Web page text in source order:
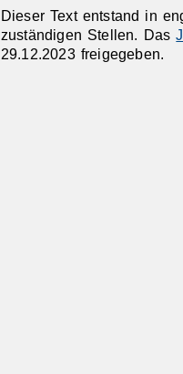
Dieser Text entstand in
zuständigen Stellen. Das
29.12.2023 freigegeben.